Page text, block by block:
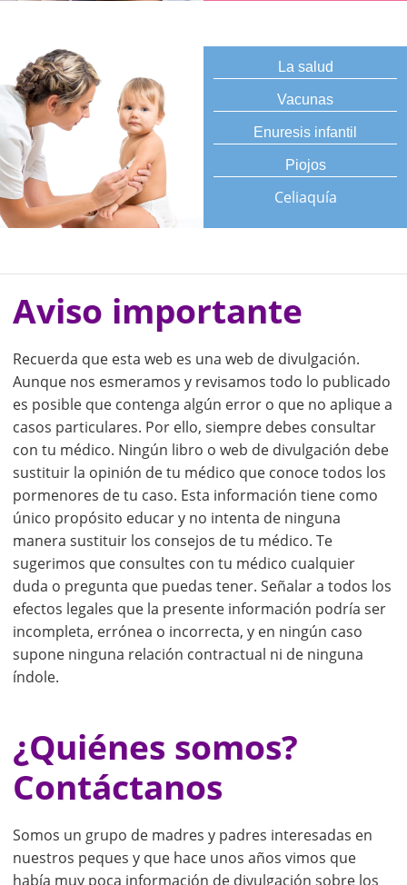
La salud
Vacunas
Enuresis infantil
Piojos
Celiaquía
Aviso importante
Recuerda que esta web es una web de divulgación.
Aunque nos esmeramos y revisamos todo lo publicado
es posible que contenga algún error o que no aplique a
casos particulares. Por ello, siempre debes consultar
con tu médico. Ningún libro o web de divulgación debe
sustituir la opinión de tu médico que conoce todos los
pormenores de tu caso. Esta información tiene como
único propósito educar y no intenta de ninguna
manera sustituir los consejos de tu médico. Te
sugerimos que consultes con tu médico cualquier
duda o pregunta que puedas tener. Señalar a todos los
efectos legales que la presente información podría ser
incompleta, errónea o incorrecta, y en ningún caso
supone ninguna relación contractual ni de ninguna
índole.
¿Quiénes somos?
Contáctanos
Somos un grupo de madres y padres interesadas en
nuestros peques y que hace unos años vimos que
había muy poca información de divulgación sobre los